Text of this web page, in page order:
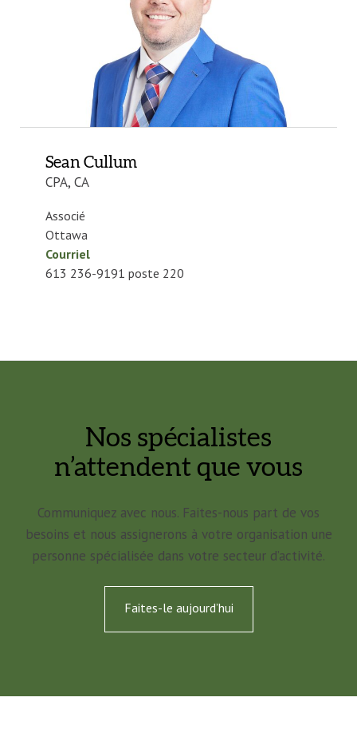
Sean Cullum
CPA, CA
Associé
Ottawa
Courriel
613 236-9191 poste 220
Nos spécialistes
n’attendent que vous
Communiquez avec nous. Faites-nous part de vos
besoins et nous assignerons à votre organisation une
personne spécialisée dans votre secteur d’activité.
Faites-le aujourd’hui